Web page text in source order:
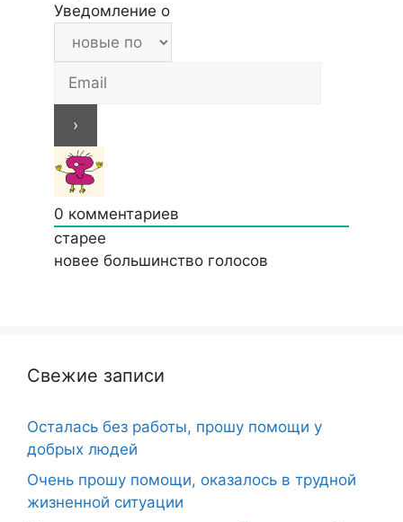
Уведомление о
0 комментариев
старее
новее большинство голосов
Свежие записи
Осталась без работы, прошу помощи у
добрых людей
Очень прошу помощи, оказалось в трудной
жизненной ситуации